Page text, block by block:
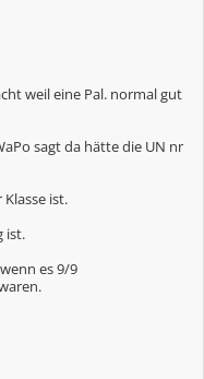
weil eine Pal. normal gut
sagt da hätte die UN nr
ist.
ist.
es 9/9